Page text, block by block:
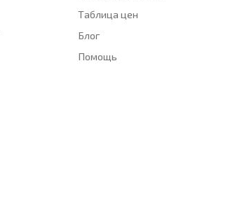
Таблица цен
Блог
Помощь